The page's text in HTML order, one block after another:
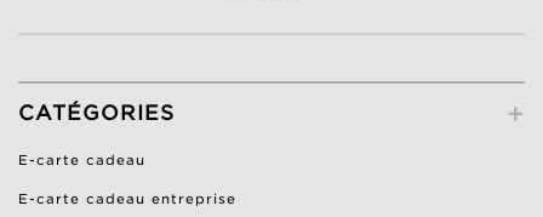
+
CATÉGORIES
E-carte cadeau
E-carte cadeau entreprise